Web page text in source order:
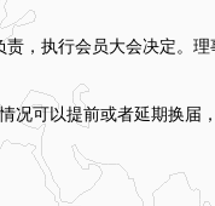
，执行会员大会决定。理
可以提前或者延期换届